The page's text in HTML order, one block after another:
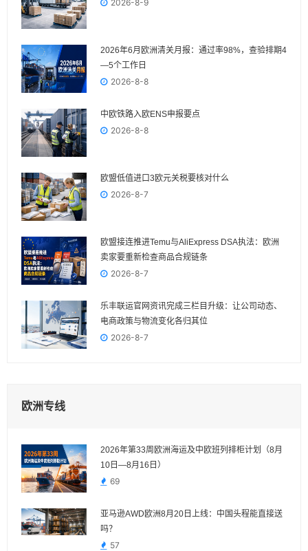
2026-8-9
2026年6月欧洲清关月报：通过率98%，查验排期4
—5个工作日
2026-8-8
中欧铁路入欧ENS申报要点
2026-8-8
欧盟低值进口3欧元关税要核对什么
2026-8-7
欧盟接连推进Temu与AliExpress DSA执法：欧洲
卖家要重新检查商品合规链条
2026-8-7
乐丰联运官网资讯完成三栏目升级：让公司动态、
电商政策与物流变化各归其位
2026-8-7
欧洲专线
2026年第33周欧洲海运及中欧班列排柜计划（8月
10日—8月16日）
69
亚马逊AWD欧洲8月20日上线：中国头程能直接送
吗？
57